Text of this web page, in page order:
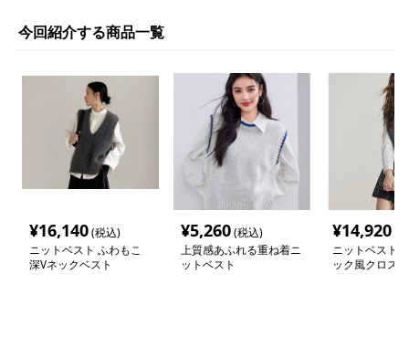
今回紹介する商品一覧
¥16,140(税込)
ニットベスト ふわもこ
深Vネックベスト
¥5,260(税込)
上質感あふれる重ね着ニ
ットベスト
¥14,920
ニットベスト
ック風クロス